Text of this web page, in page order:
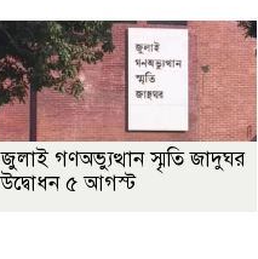
জুলাই গণঅভ্যুত্থান স্মৃতি জাদুঘর
উদ্বোধন ৫ আগস্ট